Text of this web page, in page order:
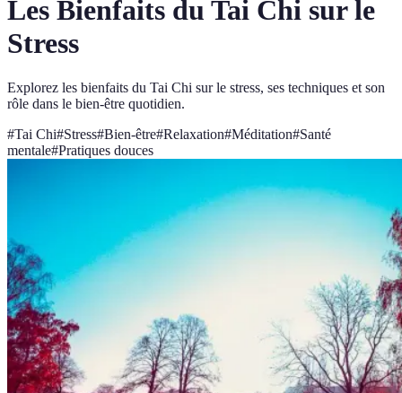
Les Bienfaits du Tai Chi sur le
Stress
Explorez les bienfaits du Tai Chi sur le stress, ses techniques et son
rôle dans le bien-être quotidien.
#Tai Chi#Stress#Bien-être#Relaxation#Méditation#Santé
mentale#Pratiques douces